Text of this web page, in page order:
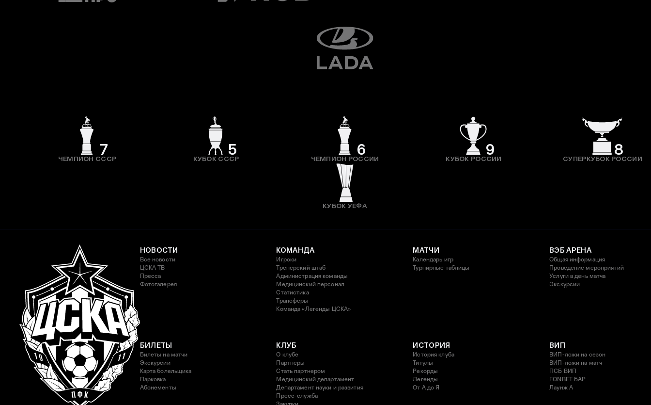
7
ЧЕМПИОН СССР
5
КУБОК СССР
6
ЧЕМПИОН РОССИИ
9
КУБОК РОССИИ
8
СУПЕРКУБОК РОССИИ
КУБОК УЕФА
НОВОСТИ
Все новости
ЦСКА ТВ
Пресса
Фотогалерея
КОМАНДА
Игроки
Тренерский штаб
Администрация команды
Медицинский персонал
Статистика
Трансферы
Команда «Легенды ЦСКА»
МАТЧИ
Календарь игр
Турнирные таблицы
ВЭБ АРЕНА
Общая информация
Проведение мероприятий
Услуги в день матча
Экскурсии
БИЛЕТЫ
Билеты на матчи
Экскурсии
Карта болельщика
Парковка
Абонементы
КЛУБ
О клубе
Партнеры
Стать партнером
Медицинский департамент
Департамент науки и развития
Пресс-служба
ИСТОРИЯ
История клуба
Титулы
Рекорды
Легенды
От А до Я
ВИП
ВИП-ложи на сезон
ВИП-ложи на матч
ПСБ ВИП
FONBET БАР
Лаунж A